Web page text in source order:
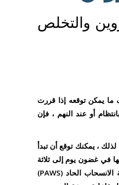
والتخلص
يمكن توقعه إذا قررت
أو عند النهم ، فإن
، يمكنك توقع أن تبدأ
في غضون يوم إلى ثلاثة
أيام ثم تهدأ تدريجيًا خلال خمسة إلى سبعة أيام. في بعض الحالات ، قد تحدث متلازمة الانسحاب الحاد (PAWS)